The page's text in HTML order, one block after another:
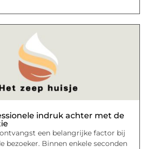
indruk achter met de
een belangrijke factor bij
bezoeker. Binnen enkele seconden